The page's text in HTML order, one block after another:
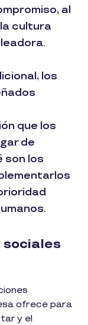
al
cultura
los
que los
de
son los
sociales
ofrece para
y el